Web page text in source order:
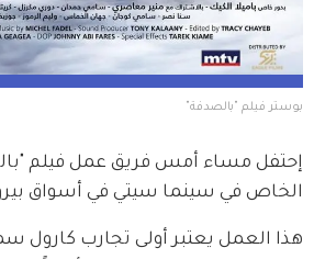
بوستر فيلم "بالصدفة"
إحتفل مساء أمس فريق عمل فيلم
الخاص في سينما سيتي في أسواق
هذا العمل يعتبر أولى تجارب كارول